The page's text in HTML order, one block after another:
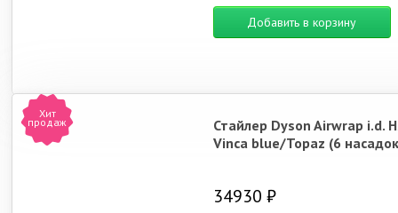
Добавить в корзину
Хит
продаж
Стайлер Dyson Airwrap i.d.
Vinca blue/Topaz (6
34930 ₽